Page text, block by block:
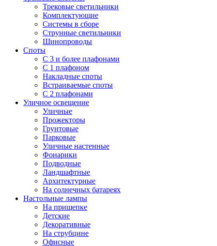
Трековые светильники
Комплектующие
Системы в сборе
Струнные светильники
Шинопроводы
Споты
С 3 и более плафонами
С 1 плафоном
Накладные споты
Встраиваемые споты
С 2 плафонами
Уличное освещение
Уличные
Прожекторы
Грунтовые
Парковые
Уличные настенные
Фонарики
Подводные
Ландшафтные
Архитектурные
На солнечных батареях
Настольные лампы
На прищепке
Детские
Декоративные
На струбцине
Офисные